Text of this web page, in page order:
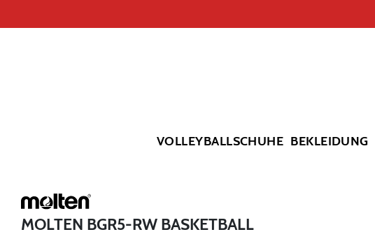
VOLLEYBALLSCHUHE BEKLEIDUNG
MOLTEN BGR5-RW BASKETBALL